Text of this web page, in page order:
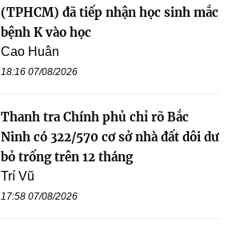
(TPHCM) đã tiếp nhận học sinh mắc
bệnh K vào học
Cao Huân
18:16 07/08/2026
Thanh tra Chính phủ chỉ rõ Bắc
Ninh có 322/570 cơ sở nhà đất dôi dư
bỏ trống trên 12 tháng
Trí Vũ
17:58 07/08/2026